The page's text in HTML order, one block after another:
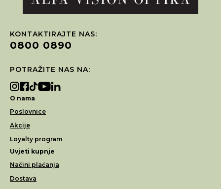
KONTAKTIRAJTE NAS:
0800 0890
POTRAŽITE NAS NA:
O nama
Poslovnice
Akcije
Loyalty program
Uvjeti kupnje
Načini plaćanja
Dostava